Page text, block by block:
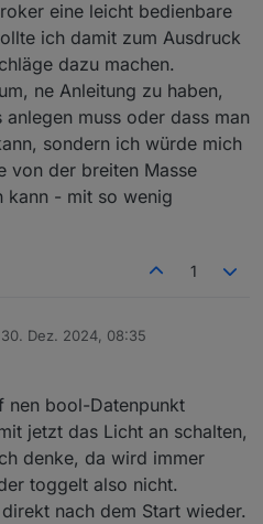
anlegt und dann in die APP
das man die Anleitung für die
aber wenn man weiß wie
sehr einfach.Wenn man
mit der Erstellung
man Widgets auch per JSON
Windows Application laden und
Aber per Web Oberfläche
schon.
eine leicht bedienbare
ich damit zum Ausdruck
dazu machen.
ne Anleitung zu haben,
muss oder dass man
sondern ich würde mich
von der breiten Masse
kann - mit so wenig
1
30. Dez. 2024, 08:35
von
nen bool-Datenpunkt
jetzt das Licht an schalten,
denke, da wird immer
toggelt also nicht.
nach dem Start wieder.